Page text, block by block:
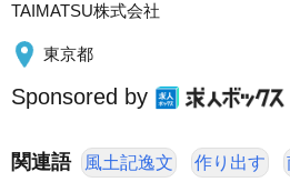
TAIMATSU株式会社
東京都
Sponsored by
関連語 風土記逸文 作り出す